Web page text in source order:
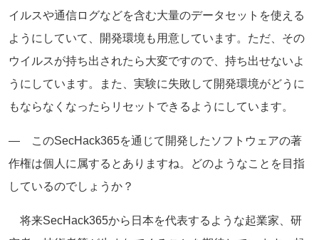
イルスや通信ログなどを含む大量のデータセットを使える
ようにしていて、開発環境も用意しています。ただ、その
ウイルスが持ち出されたら大変ですので、持ち出せないよ
うにしています。また、実験に失敗して開発環境がどうに
もならなくなったらリセットできるようにしています。
― このSecHack365を通じて開発したソフトウェアの著
作権は個人に属するとありますね。どのようなことを目指
しているのでしょうか？
将来SecHack365から日本を代表するような起業家、研